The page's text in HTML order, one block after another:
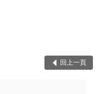
回上一頁